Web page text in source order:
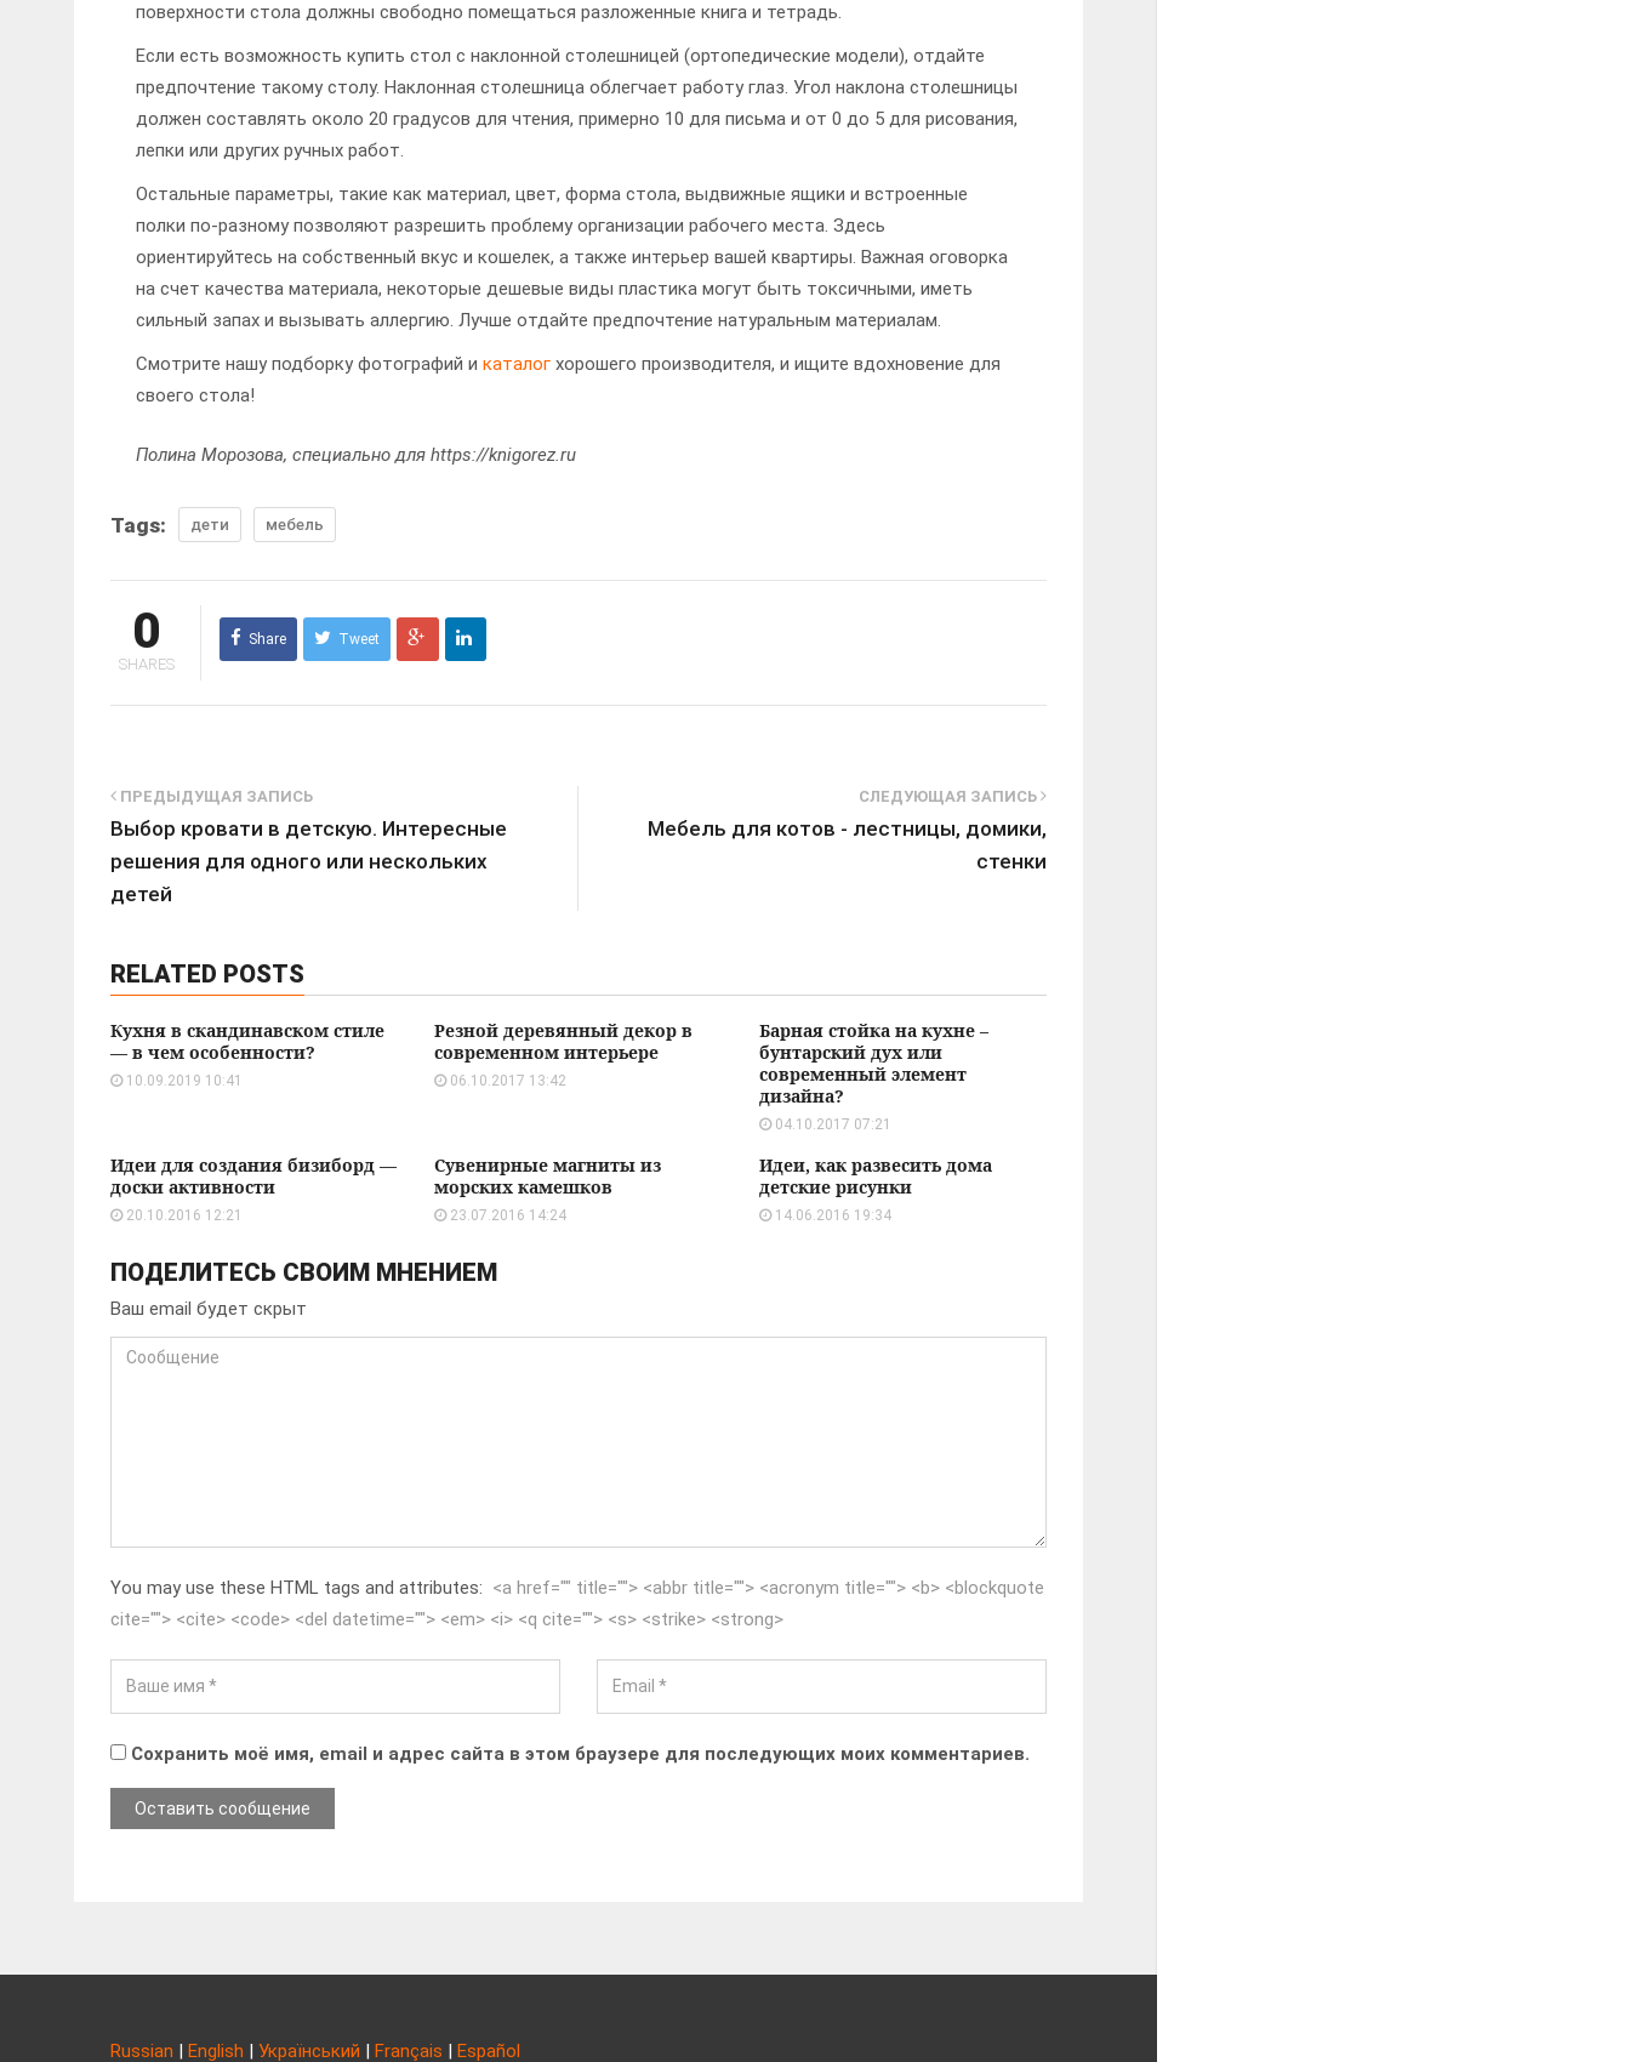
поверхности стола должны свободно помещаться разложенные книга и тетрадь.
Если есть возможность купить стол с наклонной столешницей (ортопедические модели), отдайте
предпочтение такому столу. Наклонная столешница облегчает работу глаз. Угол наклона столешницы
должен составлять около 20 градусов для чтения, примерно 10 для письма и от 0 до 5 для рисования,
лепки или других ручных работ.
Остальные параметры, такие как материал, цвет, форма стола, выдвижные ящики и встроенные
полки по-разному позволяют разрешить проблему организации рабочего места. Здесь
ориентируйтесь на собственный вкус и кошелек, а также интерьер вашей квартиры. Важная оговорка
на счет качества материала, некоторые дешевые виды пластика могут быть токсичными, иметь
сильный запах и вызывать аллергию. Лучше отдайте предпочтение натуральным материалам.
Смотрите нашу подборку фотографий и каталог хорошего производителя, и ищите вдохновение для
своего стола!
Полина Морозова, специально для https://knigorez.ru
Tags: дети мебель
0
SHARES
Share Tweet
ПРЕДЫДУЩАЯ ЗАПИСЬ
Выбор кровати в детскую. Интересные
решения для одного или нескольких
детей
СЛЕДУЮЩАЯ ЗАПИСЬ
Мебель для котов - лестницы, домики,
стенки
RELATED POSTS
Кухня в скандинавском стиле
— в чем особенности?
10.09.2019 10:41
Резной деревянный декор в
современном интерьере
06.10.2017 13:42
Барная стойка на кухне –
бунтарский дух или
современный элемент
дизайна?
04.10.2017 07:21
Идеи для создания бизиборд —
доски активности
20.10.2016 12:21
Сувенирные магниты из
морских камешков
23.07.2016 14:24
Идеи, как развесить дома
детские рисунки
14.06.2016 19:34
ПОДЕЛИТЕСЬ СВОИМ МНЕНИЕМ
Ваш email будет скрыт
You may use these HTML tags and attributes: <a href="" title=""> <abbr title=""> <acronym title=""> <b> <blockquote
cite=""> <cite> <code> <del datetime=""> <em> <i> <q cite=""> <s> <strike> <strong>
Сохранить моё имя, email и адрес сайта в этом браузере для последующих моих комментариев.
Russian | English | Український | Français | Español